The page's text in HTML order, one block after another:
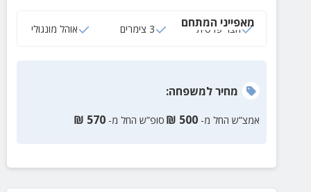
מאפייני המתחם
חצר פרטית 3 צימרים אוהל מונגולי
מחירלמשפחה:
אמצ”ש החל מ- 500
₪ סופ”ש החל מ- 570
₪